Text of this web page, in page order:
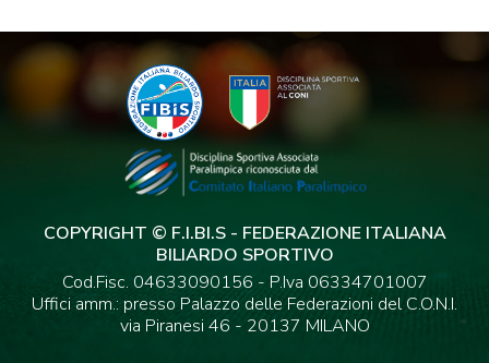
COPYRIGHT © F.I.BI.S - FEDERAZIONE ITALIANA
BILIARDO SPORTIVO
Cod.Fisc. 04633090156 - P.Iva 06334701007
Uffici amm.: presso Palazzo delle Federazioni del C.O.N.I.
via Piranesi 46 - 20137 MILANO